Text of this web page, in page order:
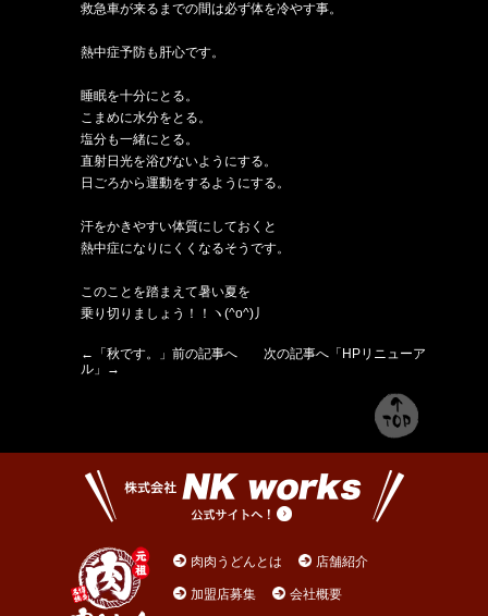
救急車が来るまでの間は必ず体を冷やす事。
熱中症予防も肝心です。
睡眠を十分にとる。
こまめに水分をとる。
塩分も一緒にとる。
直射日光を浴びないようにする。
日ごろから運動をするようにする。
汗をかきやすい体質にしておくと
熱中症になりにくくなるそうです。
このことを踏まえて暑い夏を
乗り切りましょう！！ヽ(^o^)丿
←「 秋です。 」前の記事へ 次の記事へ「 HPリニューア
ル 」→
肉肉うどんとは 店舗紹介
加盟店募集 会社概要